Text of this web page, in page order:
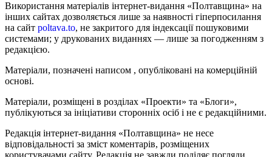
Використання матеріалів інтернет-видання «Полтавщина» на
інших сайтах дозволяється лише за наявності гіперпосилання
на сайт poltava.to, не закритого для індексації пошуковими
системами; у друкованих виданнях — лише за погодженням з
редакцією.
Матеріали, позначені написом , опубліковані на комерційній
основі.
Матеріали, розміщені в розділах «Проекти» та «Блоги»,
публікуються за ініціативи сторонніх осіб і не є редакційними.
Редакція інтернет-видання «Полтавщина» не несе
відповідальності за зміст коментарів, розміщених
користувачами сайту. Редакція не завжди поділяє погляди